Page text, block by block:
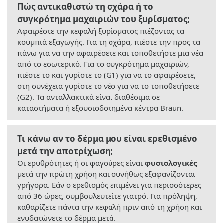
Πώς αντικαθιστώ τη σχάρα ή το
συγκρότημα μαχαιριών του ξυρίσματος;
Αφαιρέστε την κεφαλή ξυρίσματος πιέζοντας τα
κουμπιά εξαγωγής. Για τη σχάρα, πιέστε την προς τα
πάνω για να την αφαιρέσετε και τοποθετήστε μια νέα
από το εσωτερικό. Για το συγκρότημα μαχαιριών,
πιέστε το και γυρίστε το (G1) για να το αφαιρέσετε,
στη συνέχεια γυρίστε το νέο για να το τοποθετήσετε
(G2). Τα ανταλλακτικά είναι διαθέσιμα σε
καταστήματα ή εξουσιοδοτημένα κέντρα Braun.
Τι κάνω αν το δέρμα μου είναι ερεθισμένο
μετά την αποτρίχωση;
Οι ερυθρότητες ή οι φαγούρες είναι φυσιολογικές
μετά την πρώτη χρήση και συνήθως εξαφανίζονται
γρήγορα. Εάν ο ερεθισμός επιμένει για περισσότερες
από 36 ώρες, συμβουλευτείτε γιατρό. Για πρόληψη,
καθαρίζετε πάντα την κεφαλή πριν από τη χρήση και
ενυδατώνετε το δέρμα μετά.